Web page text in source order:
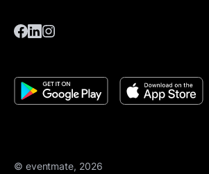
© eventmate, 2026